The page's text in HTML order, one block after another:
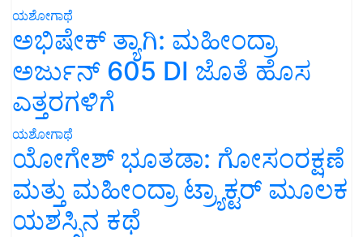
ಯಶೋಗಾಥೆ
ಅಭಿಷೇಕ್ ತ್ಯಾಗಿ: ಮಹೀಂದ್ರಾ
ಅರ್ಜುನ್ 605 DI ಜೊತೆ ಹೊಸ
ಎತ್ತರಗಳಿಗೆ
ಯಶೋಗಾಥೆ
ಯೋಗೇಶ್ ಭೂತಡಾ: ಗೋಸಂರಕ್ಷಣೆ
ಮತ್ತು ಮಹೀಂದ್ರಾ ಟ್ರ್ಯಾಕ್ಟರ್ ಮೂಲಕ
ಯಶಸ್ಸಿನ ಕಥೆ